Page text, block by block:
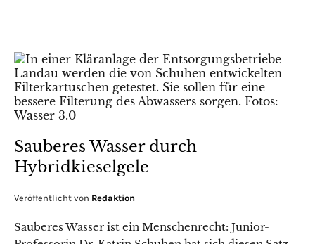
Sauberes Wasser durch
Hybridkieselgele
Veröffentlicht von Redaktion
Sauberes Wasser ist ein Menschenrecht: Junior-